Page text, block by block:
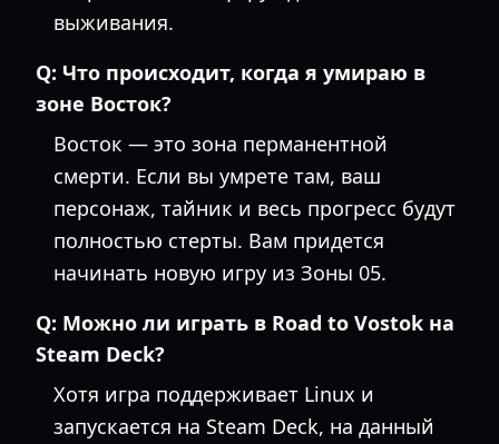
выживания.
Q: Что происходит, когда я умираю в
зоне Восток?
Восток — это зона перманентной
смерти. Если вы умрете там, ваш
персонаж, тайник и весь прогресс будут
полностью стерты. Вам придется
начинать новую игру из Зоны 05.
Q: Можно ли играть в Road to Vostok на
Steam Deck?
Хотя игра поддерживает Linux и
запускается на Steam Deck, на данный